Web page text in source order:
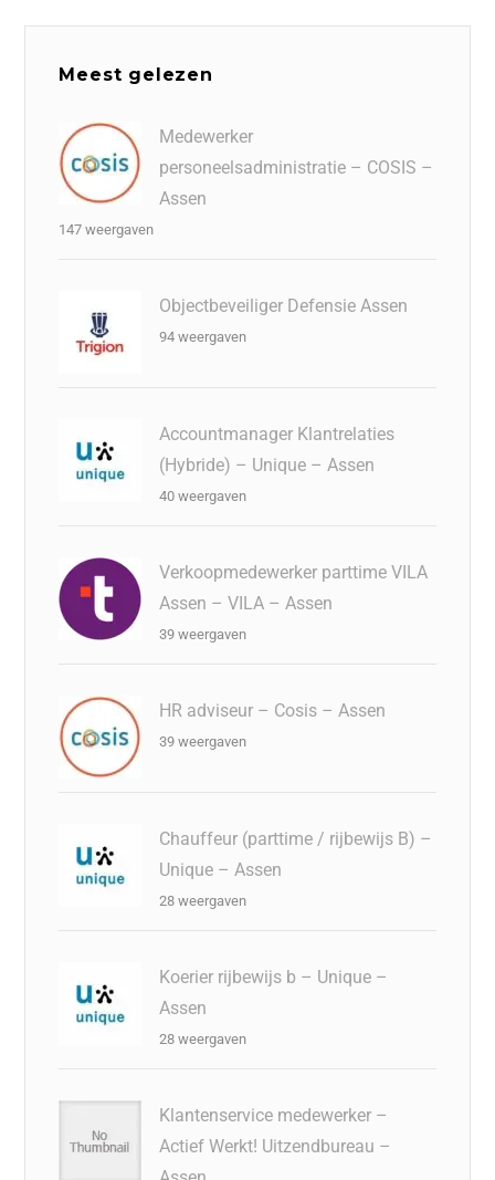
Meest gelezen
Medewerker
personeelsadministratie – COSIS –
Assen
147 weergaven
Objectbeveiliger Defensie Assen
94 weergaven
Accountmanager Klantrelaties
(Hybride) – Unique – Assen
40 weergaven
Verkoopmedewerker parttime VILA
Assen – VILA – Assen
39 weergaven
HR adviseur – Cosis – Assen
39 weergaven
Chauffeur (parttime / rijbewijs B) –
Unique – Assen
28 weergaven
Koerier rijbewijs b – Unique –
Assen
28 weergaven
Klantenservice medewerker –
Actief Werkt! Uitzendbureau –